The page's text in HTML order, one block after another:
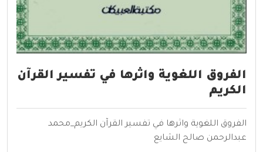
الفروق اللغوية واثرها في تفسير القرآن
الكريم
الفروق اللغوية واثرها في تفسير القرآن الكريم_محمد
عبدالرحمن صالح الشايع